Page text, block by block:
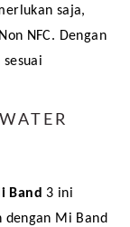
saja,
NFC. Dengan
Band 3 ini
dengan Mi Band